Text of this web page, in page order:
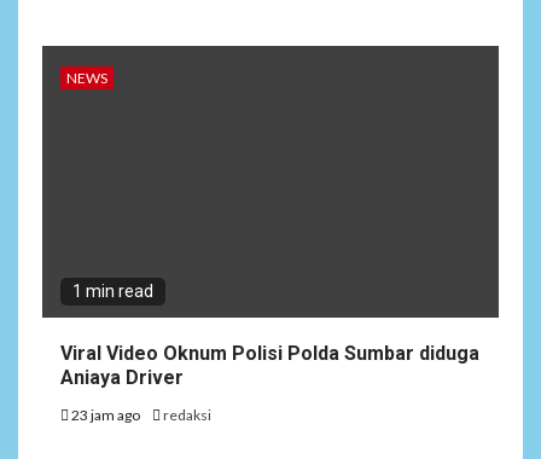
NEWS
1 min read
Viral Video Oknum Polisi Polda Sumbar diduga
Aniaya Driver
23 jam ago redaksi